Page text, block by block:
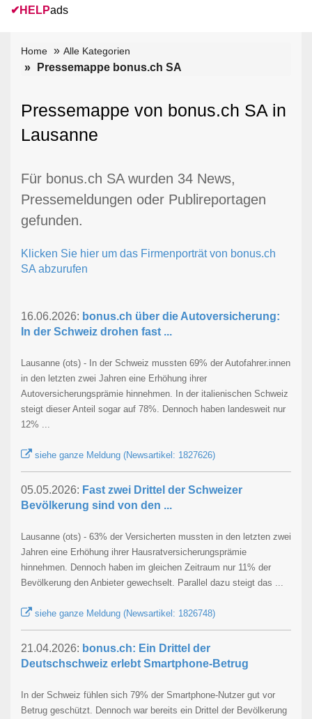
✔ HELPads
Home Alle Kategorien
Pressemappe bonus.ch SA
Pressemappe von bonus.ch SA in
Lausanne
Für bonus.ch SA wurden 34 News,
Pressemeldungen oder Publireportagen
gefunden.
Klicken Sie hier um das Firmenporträt von bonus.ch
SA abzurufen
16.06.2026: bonus.ch über die Autoversicherung:
In der Schweiz drohen fast ...
Lausanne (ots) - In der Schweiz mussten 69% der Autofahrer.innen
in den letzten zwei Jahren eine Erhöhung ihrer
Autoversicherungsprämie hinnehmen. In der italienischen Schweiz
steigt dieser Anteil sogar auf 78%. Dennoch haben landesweit nur
12% ...
siehe ganze Meldung (Newsartikel: 1827626)
05.05.2026: Fast zwei Drittel der Schweizer
Bevölkerung sind von den ...
Lausanne (ots) - 63% der Versicherten mussten in den letzten zwei
Jahren eine Erhöhung ihrer Hausratversicherungsprämie
hinnehmen. Dennoch haben im gleichen Zeitraum nur 11% der
Bevölkerung den Anbieter gewechselt. Parallel dazu steigt das ...
siehe ganze Meldung (Newsartikel: 1826748)
21.04.2026: bonus.ch: Ein Drittel der
Deutschschweiz erlebt Smartphone-Betrug
In der Schweiz fühlen sich 79% der Smartphone-Nutzer gut vor
Betrug geschützt. Dennoch war bereits ein Drittel der Bevölkerung